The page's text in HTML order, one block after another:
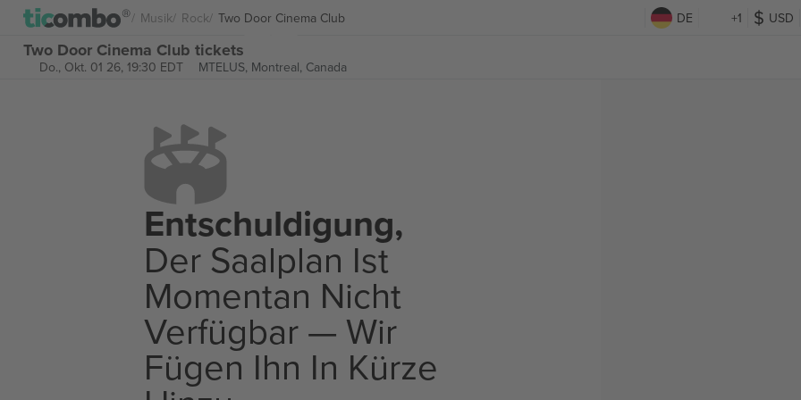
Musik Rock Two Door Cinema Club DE +1 USD
Two Door Cinema Club tickets
Do., Okt. 01 26, 19:30 EDT MTELUS, Montreal, Canada
Entschuldigung,
Der Saalplan Ist
Momentan Nicht
Verfügbar — Wir
Fügen Ihn In Kürze